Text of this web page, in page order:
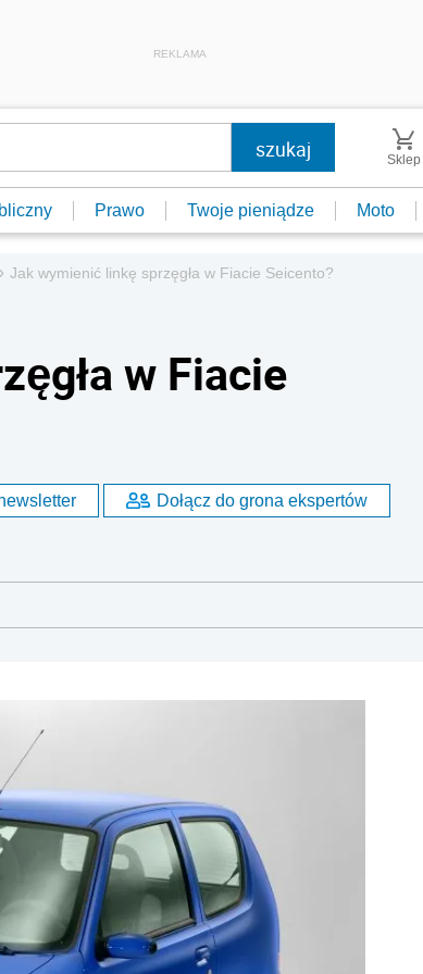
REKLAMA
Sklep
Prawo Twoje pieniądze Moto
Jak wymienić linkę sprzęgła w Fiacie Seicento?
w Fiacie
Dołącz do grona ekspertów